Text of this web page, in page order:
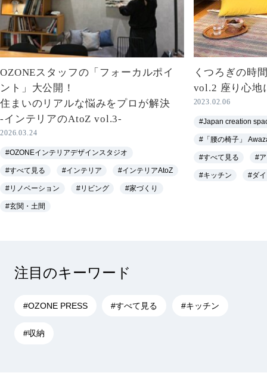
OZONEスタッフの「フォーカルポイ
ント」大公開！
住まいのリアルな悩みをプロが解決
-インテリアのAtoZ vol.3-
2026.03.24
#OZONEインテリアデザインスタジオ
#すべて見る #インテリア #インテリアAtoZ
#リノベーション #リビング #家づくり
#玄関・土間
くつろぎの時
vol.2 座り心地
2023.02.06
#Japan creation
#「腰の椅子」
#すべて見る #
#キッチン #ダ
注目のキーワード
#OZONE PRESS #すべて見る #キッチン
#収納